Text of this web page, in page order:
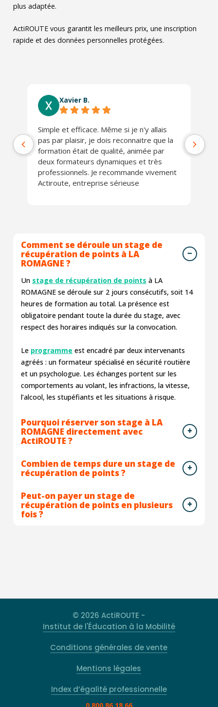
plus adaptée.
ActiROUTE vous garantit les meilleurs prix, une inscription
rapide et des données personnelles protégées.
Xavier B.
Simple et efficace. Même si je n'y allais
pas par plaisir, je dois reconnaitre que la
formation était de qualité, animée par
deux formateurs dynamiques et très
professionnels. Je recommande vivement
Actiroute, entreprise sérieuse
Comment se déroule un stage de
récupération de points à LA
ROMAGNE ?
Un stage de récupération de points à LA
ROMAGNE se déroule sur 2 jours consécutifs, soit 14
heures de formation au total. La présence est
obligatoire pendant toute la durée du stage, avec
respect des horaires indiqués sur la convocation.
Le programme est encadré par deux intervenants
agréés : un formateur spécialisé en sécurité routière
et un psychologue. Les échanges portent sur les
comportements au volant, les infractions, la vitesse,
l’alcool, les stupéfiants et les situations à risque.
Pourquoi réserver son stage à LA
ROMAGNE directement avec
ActiROUTE ?
Combien de temps dure un stage de
récupération de points ?
Peut-on payer un stage de
récupération de points en plusieurs
fois ?
© 2026 ActiROUTE -
Institut de l'Éducation à la Mobilité
Conditions générales de vente
Mentions légales
Index d’égalité professionnelle